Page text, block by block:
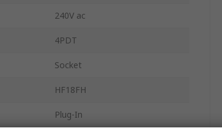
240V ac
4PDT
Socket
HF18FH
Plug-In